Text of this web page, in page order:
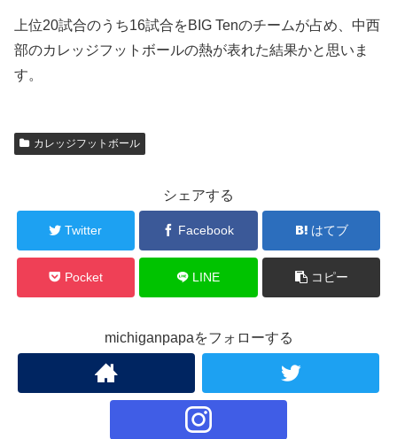
上位20試合のうち16試合をBIG Tenのチームが占め、中西
部のカレッジフットボールの熱が表れた結果かと思いま
す。
カレッジフットボール
シェアする
Twitter Facebook はてブ
Pocket LINE コピー
michiganpapaをフォローする